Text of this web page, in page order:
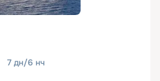
7 дн/6 нч